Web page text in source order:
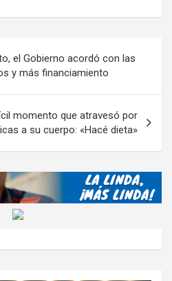
o
M
ail
n
er
m
ar
tir
el Gobierno acordó con las
y más financiamiento
momento que atravesó por
a su cuerpo: «Hacé dieta»